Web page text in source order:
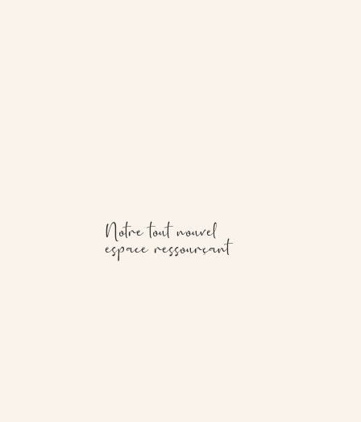
Notre tout nouvel
espace ressourçant